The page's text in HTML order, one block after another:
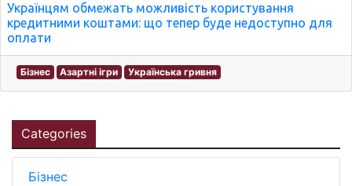
Українцям обмежать можливість користування
кредитними коштами: що тепер буде недоступно для
оплати
Бізнес Азартні ігри Українська гривня
Categories
Бізнес